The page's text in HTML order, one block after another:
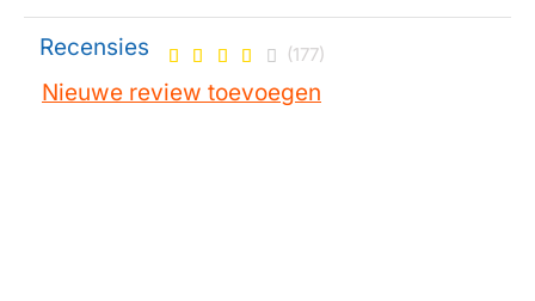
Recensies (177)
Nieuwe review toevoegen